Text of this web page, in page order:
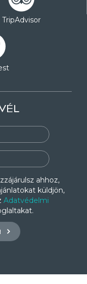
TripAdvisor
ahhoz,
küldjön,
Adatvédelmi